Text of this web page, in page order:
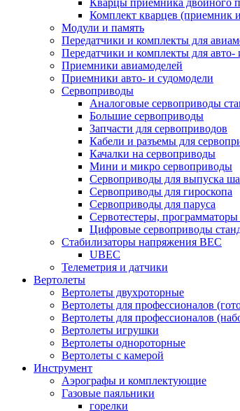
Кварцы приемника двойного
Комплект кварцев (приемник
Модули и память
Передатчики и комплекты для
Передатчики и комплекты для авто-
Приемники авиамоделей
Приемники авто- и судомодели
Сервоприводы
Аналоговые сервоприводы
Большие сервоприводы
Запчасти для сервоприводов
Кабели и разъемы для
Качалки на сервоприводы
Мини и микро сервоприводы
Сервоприводы для выпуска
Сервоприводы для гироскопа
Сервоприводы для паруса
Сервотестеры, программаторы
Цифровые сервоприводы
Стабилизаторы напряжения BEC
UBEC
Телеметрия и датчики
Вертолеты
Вертолеты двухроторные
Вертолеты для профессионалов
Вертолеты для профессионалов
Вертолеты игрушки
Вертолеты однороторные
Вертолеты с камерой
Инструмент
Аэрографы и комплектующие
Газовые паяльники
горелки